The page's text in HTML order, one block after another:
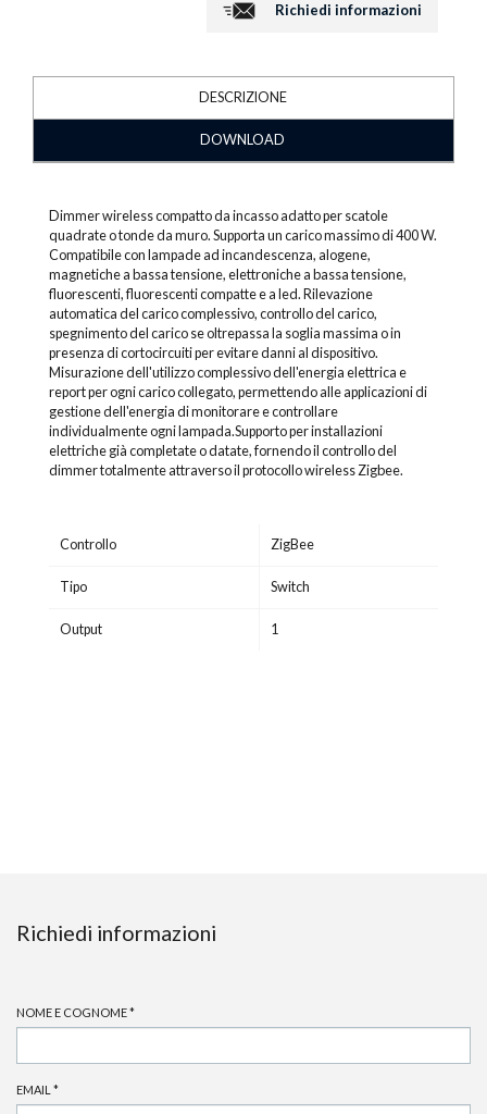
Richiedi informazioni
DESCRIZIONE
DOWNLOAD
Dimmer wireless compatto da incasso adatto per scatole
quadrate o tonde da muro. Supporta un carico massimo di 400 W.
Compatibile con lampade ad incandescenza, alogene,
magnetiche a bassa tensione, elettroniche a bassa tensione,
fluorescenti, fluorescenti compatte e a led. Rilevazione
automatica del carico complessivo, controllo del carico,
spegnimento del carico se oltrepassa la soglia massima o in
presenza di cortocircuiti per evitare danni al dispositivo.
Misurazione dell'utilizzo complessivo dell'energia elettrica e
report per ogni carico collegato, permettendo alle applicazioni di
gestione dell'energia di monitorare e controllare
individualmente ogni lampada.Supporto per installazioni
elettriche già completate o datate, fornendo il controllo del
dimmer totalmente attraverso il protocollo wireless Zigbee.
Controllo ZigBee
Tipo Switch
Output 1
Richiedi informazioni
NOME E COGNOME*
EMAIL *